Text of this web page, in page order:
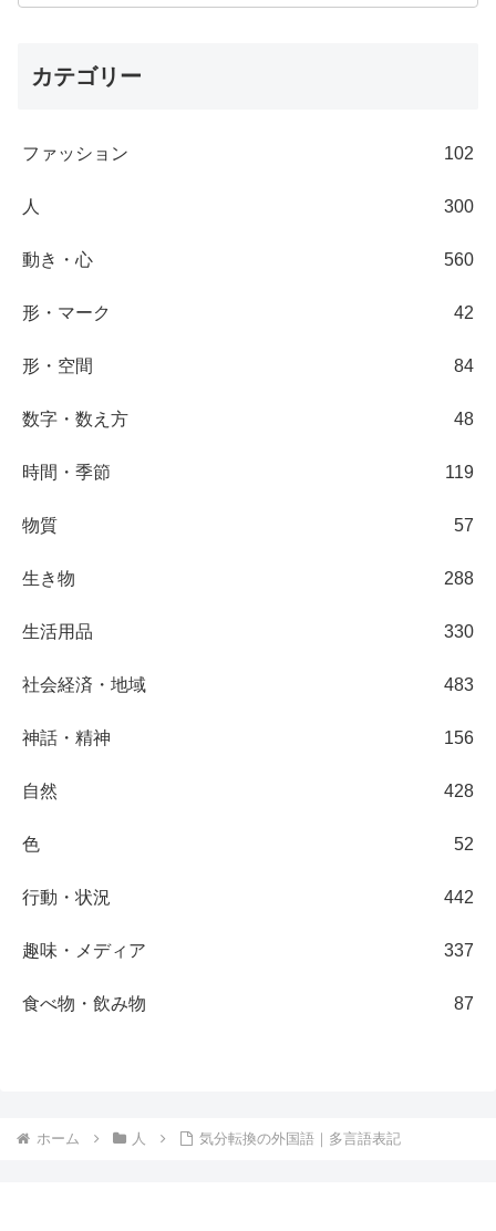
カテゴリー
ファッション 102
人 300
動き・心 560
形・マーク 42
形・空間 84
数字・数え方 48
時間・季節 119
物質 57
生き物 288
生活用品 330
社会経済・地域 483
神話・精神 156
自然 428
色 52
行動・状況 442
趣味・メディア 337
食べ物・飲み物 87
ホーム 人 気分転換の外国語｜多言語表記